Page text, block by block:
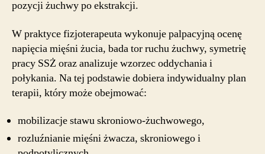
pozycji żuchwy po ekstrakcji.
W praktyce fizjoterapeuta wykonuje palpacyjną ocenę
napięcia mięśni żucia, bada tor ruchu żuchwy, symetrię
pracy SSŻ oraz analizuje wzorzec oddychania i
połykania. Na tej podstawie dobiera indywidualny plan
terapii, który może obejmować:
mobilizacje stawu skroniowo-żuchwowego,
rozluźnianie mięśni żwacza, skroniowego i